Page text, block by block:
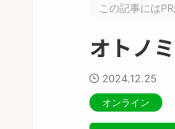
この記事には
オトノ
2024.12.25
オンライン